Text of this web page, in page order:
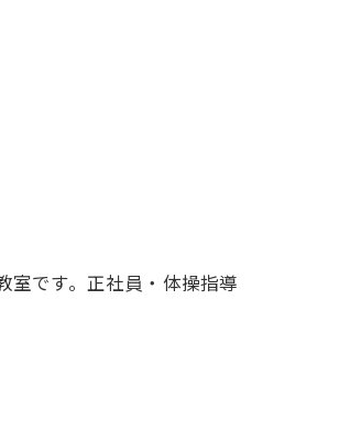
す。正社員・体操指導